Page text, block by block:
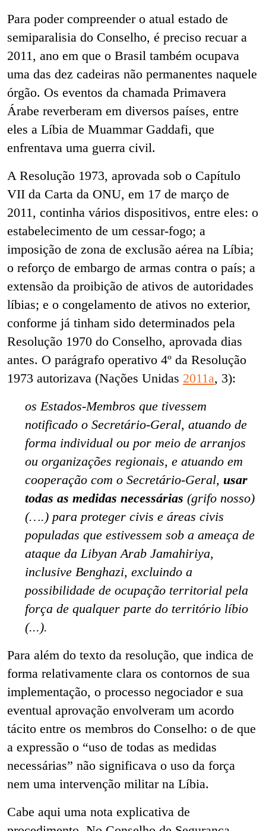
Para poder compreender o atual estado de
semiparalisia do Conselho, é preciso recuar a
2011, ano em que o Brasil também ocupava
uma das dez cadeiras não permanentes naquele
órgão. Os eventos da chamada Primavera
Árabe reverberam em diversos países, entre
eles a Líbia de Muammar Gaddafi, que
enfrentava uma guerra civil.
A Resolução 1973, aprovada sob o Capítulo
VII da Carta da ONU, em 17 de março de
2011, continha vários dispositivos, entre eles: o
estabelecimento de um cessar-fogo; a
imposição de zona de exclusão aérea na Líbia;
o reforço de embargo de armas contra o país; a
extensão da proibição de ativos de autoridades
líbias; e o congelamento de ativos no exterior,
conforme já tinham sido determinados pela
Resolução 1970 do Conselho, aprovada dias
antes. O parágrafo operativo 4º da Resolução
1973 autorizava (Nações Unidas 2011a, 3):
os Estados-Membros que tivessem
notificado o Secretário-Geral, atuando de
forma individual ou por meio de arranjos
ou organizações regionais, e atuando em
cooperação com o Secretário-Geral, usar
todas as medidas necessárias (grifo nosso)
(….) para proteger civis e áreas civis
populadas que estivessem sob a ameaça de
ataque da Libyan Arab Jamahiriya,
inclusive Benghazi, excluindo a
possibilidade de ocupação territorial pela
força de qualquer parte do território líbio
(...).
Para além do texto da resolução, que indica de
forma relativamente clara os contornos de sua
implementação, o processo negociador e sua
eventual aprovação envolveram um acordo
tácito entre os membros do Conselho: o de que
a expressão o “uso de todas as medidas
necessárias” não significava o uso da força
nem uma intervenção militar na Líbia.
Cabe aqui uma nota explicativa de